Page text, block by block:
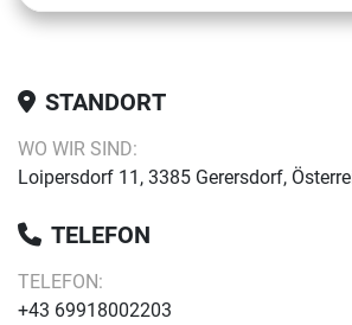
STANDORT
WO WIR SIND:
Loipersdorf 11, 3385 Gerersdorf,
TELEFON
TELEFON:
+43 69918002203